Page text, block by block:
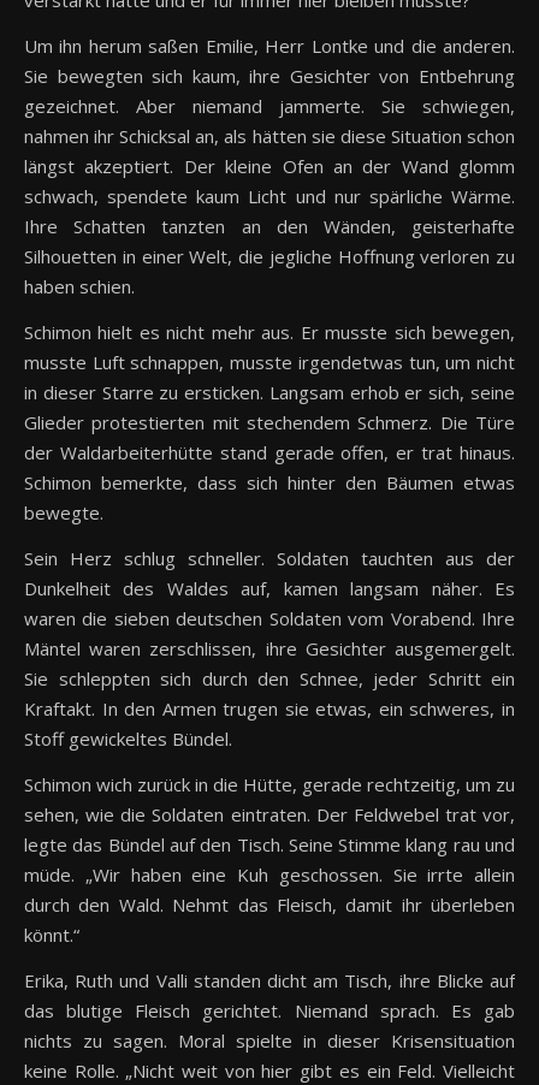
Um ihn herum saßen Emilie, Herr Lontke und die anderen.
Sie bewegten sich kaum, ihre Gesichter von Entbehrung
gezeichnet. Aber niemand jammerte. Sie schwiegen,
nahmen ihr Schicksal an, als hätten sie diese Situation schon
längst akzeptiert. Der kleine Ofen an der Wand glomm
schwach, spendete kaum Licht und nur spärliche Wärme.
Ihre Schatten tanzten an den Wänden, geisterhafte
Silhouetten in einer Welt, die jegliche Hoffnung verloren zu
haben schien.
Schimon hielt es nicht mehr aus. Er musste sich bewegen,
musste Luft schnappen, musste irgendetwas tun, um nicht
in dieser Starre zu ersticken. Langsam erhob er sich, seine
Glieder protestierten mit stechendem Schmerz. Die Türe
der Waldarbeiterhütte stand gerade offen, er trat hinaus.
Schimon bemerkte, dass sich hinter den Bäumen etwas
bewegte.
Sein Herz schlug schneller. Soldaten tauchten aus der
Dunkelheit des Waldes auf, kamen langsam näher. Es
waren die sieben deutschen Soldaten vom Vorabend. Ihre
Mäntel waren zerschlissen, ihre Gesichter ausgemergelt.
Sie schleppten sich durch den Schnee, jeder Schritt ein
Kraftakt. In den Armen trugen sie etwas, ein schweres, in
Stoff gewickeltes Bündel.
Schimon wich zurück in die Hütte, gerade rechtzeitig, um zu
sehen, wie die Soldaten eintraten. Der Feldwebel trat vor,
legte das Bündel auf den Tisch. Seine Stimme klang rau und
müde. „Wir haben eine Kuh geschossen. Sie irrte allein
durch den Wald. Nehmt das Fleisch, damit ihr überleben
könnt.“
Erika, Ruth und Valli standen dicht am Tisch, ihre Blicke auf
das blutige Fleisch gerichtet. Niemand sprach. Es gab
nichts zu sagen. Moral spielte in dieser Krisensituation
keine Rolle. „Nicht weit von hier gibt es ein Feld. Vielleicht